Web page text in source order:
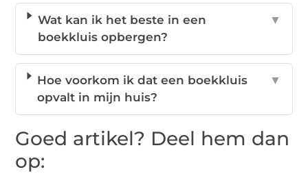
Wat kan ik het beste in een
boekkluis opbergen?
▼
Hoe voorkom ik dat een boekkluis
opvalt in mijn huis?
▼
Goed artikel? Deel hem dan
op: